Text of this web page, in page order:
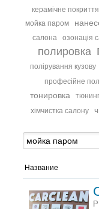
керамічне
мойка паром
салона
озонація
полировка
полірування кузову
професійне
тонировка
хімчистка салону
Название